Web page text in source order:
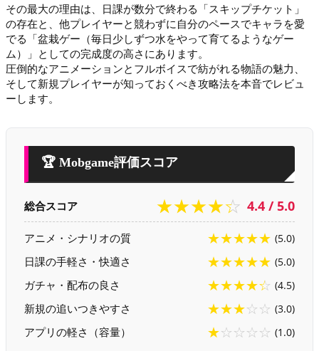
その最大の理由は、日課が数分で終わる「スキップチケット」
の存在と、他プレイヤーと競わずに自分のペースでキャラを愛
でる「盆栽ゲー（毎日少しずつ水をやって育てるようなゲー
ム）」としての完成度の高さにあります。
圧倒的なアニメーションとフルボイスで紡がれる物語の魅力、
そして新規プレイヤーが知っておくべき攻略法を本音でレビュ
ーします。
🏆 Mobgame評価スコア
総合スコア ★★★★☆ 4.4 / 5.0
アニメ・シナリオの質 ★★★★★ (5.0)
日課の手軽さ・快適さ ★★★★★ (5.0)
ガチャ・配布の良さ ★★★★☆ (4.5)
新規の追いつきやすさ ★★★☆☆ (3.0)
アプリの軽さ（容量） ★☆☆☆☆ (1.0)